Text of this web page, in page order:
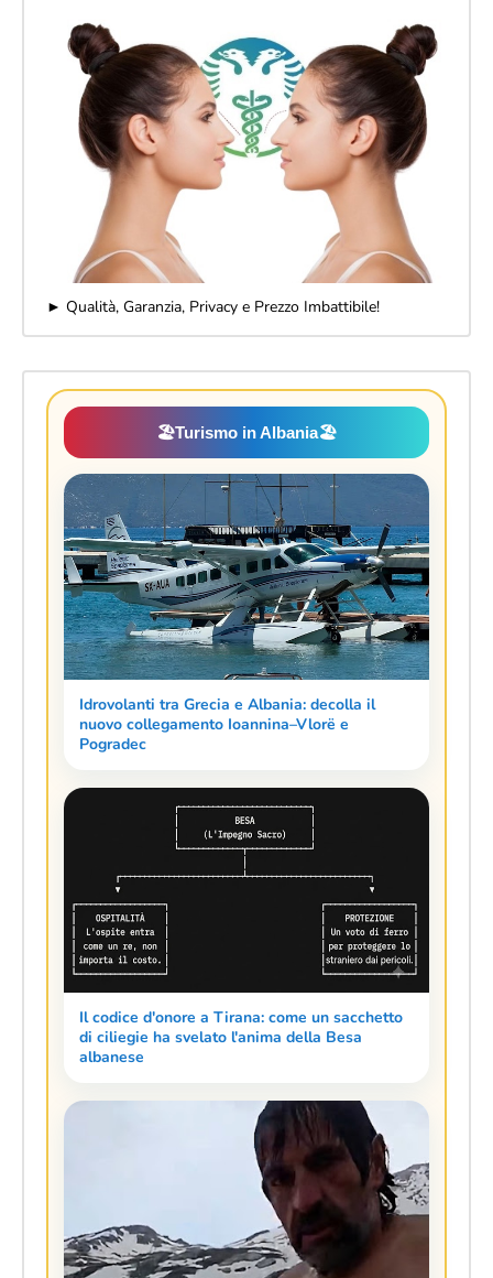
► Qualità, Garanzia, Privacy e Prezzo Imbattibile!
🏖️Turismo in Albania🏖️
Idrovolanti tra Grecia e Albania: decolla il
nuovo collegamento Ioannina–Vlorë e
Pogradec
Il codice d'onore a Tirana: come un sacchetto
di ciliegie ha svelato l'anima della Besa
albanese